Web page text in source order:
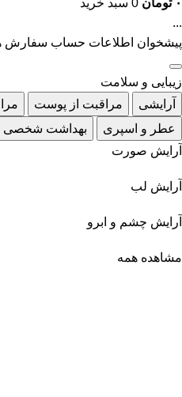
۰ تومان 0 سبد خرید
...
پیشخوان اطلاعات حساب سفارش
زیبایی و سلامت
آرایشی
مراقبت از پوست
عطر و اسپری
بهداشت شخصی
آرایش صورت
آرایش لب
آرایش چشم و ابرو
مشاهده همه